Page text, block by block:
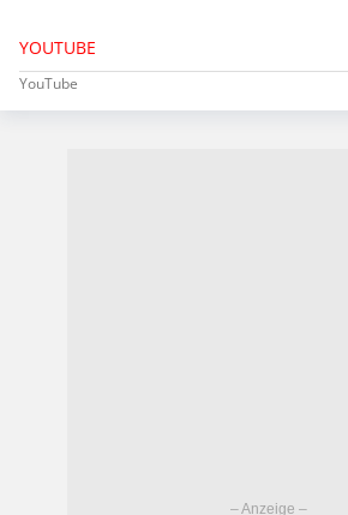
YOUTUBE
YouTube